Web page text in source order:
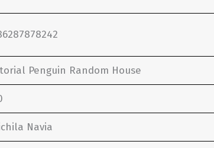
Penguin Random House
Navia